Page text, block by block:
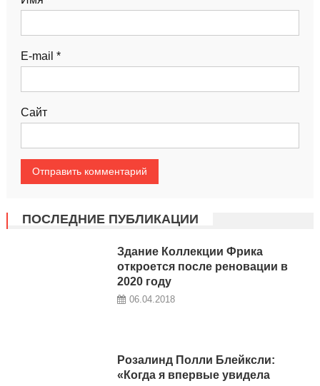
E-mail *
Сайт
ПОСЛЕДНИЕ ПУБЛИКАЦИИ
Здание Коллекции Фрика
откроется после реновации в
2020 году
06.04.2018
Розалинд Полли Блейксли:
«Когда я впервые увидела